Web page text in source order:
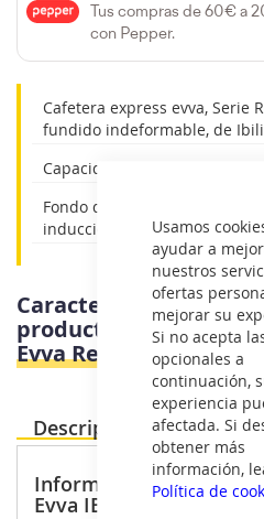
Usamos
ayudar a
nuestros
ofertas
mejorar su
Si no acepta
opcionales a
continuación,
experiencia
afectada. Si
obtener más
información,
Política de
Tus compras de 60€ a
con Pepper.
Cafetera express evva, Serie
fundido indeformable, de
Capacidad: 3 tazas.
Fondo difusor "Full
inducción, para proporcionar
Características e
producto
Ibili 623203
Evva Red 3 Tazas
Descripción Producto
Información destacada
Evva IBILI 623203